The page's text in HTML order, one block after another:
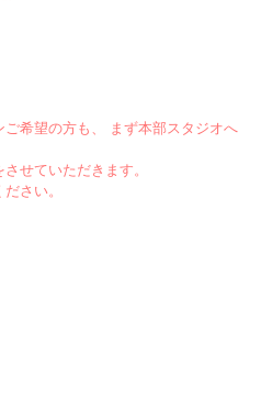
希望の方も、 まず本部スタジオへ
せていただきます。
さい。